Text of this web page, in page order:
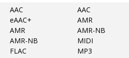
AAC
eAAC+
AMR
AMR-NB
FLAC
AAC
AMR
AMR-NB
MIDI
MP3